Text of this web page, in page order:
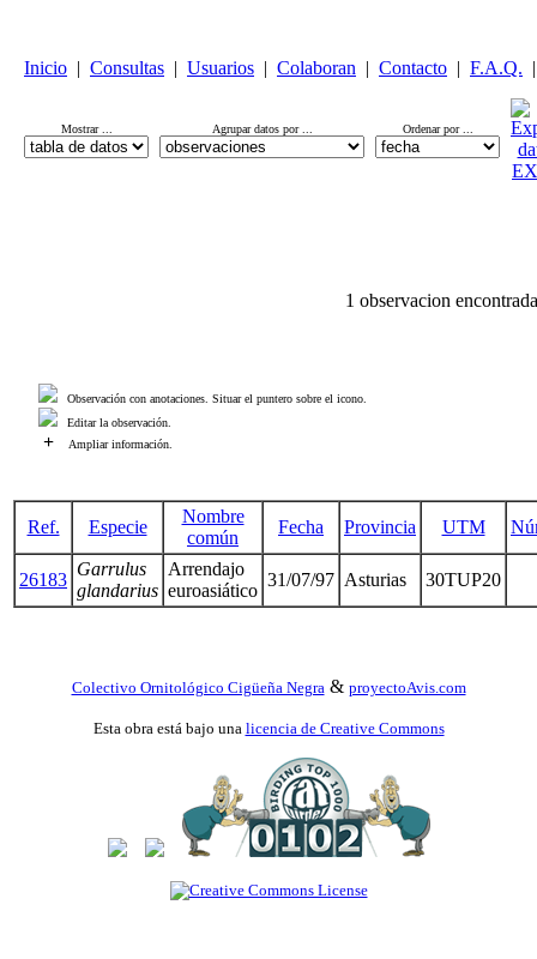
Inicio | Consultas | Usuarios | Colaboran | Contacto | F.A.Q. |
Mostrar ... Agrupar datos por ... Ordenar por ...
1 observacion
Observación con anotaciones. Situar el puntero sobre el icono.
Editar la observación.
+ Ampliar información.
Ref. Especie
Nombre
común
Fecha Provincia UTM
26183
Garrulus
glandarius
Arrendajo
euroasiático
31/07/97 Asturias 30TUP20
Colectivo Ornitológico Cigüeña Negra & proyectoAvis.com
Esta obra está bajo una licencia de Creative Commons